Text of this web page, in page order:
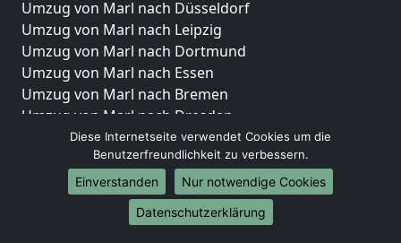
Umzug von Marl nach Düsseldorf
Umzug von Marl nach Leipzig
Umzug von Marl nach Dortmund
Umzug von Marl nach Essen
Umzug von Marl nach Bremen
Umzug von Marl nach Dresden
Umzug von Marl nach Hannover
Umzug von Marl nach Nürnberg
Umzug von Marl nach Duisburg
Umzug von Marl nach Bochum
Umzug von Marl nach Wuppertal
Diese Internetseite verwendet Cookies um die
Benutzerfreundlichkeit zu verbessern.
Einverstanden
Nur notwendige Cookies
Datenschutzerklärung